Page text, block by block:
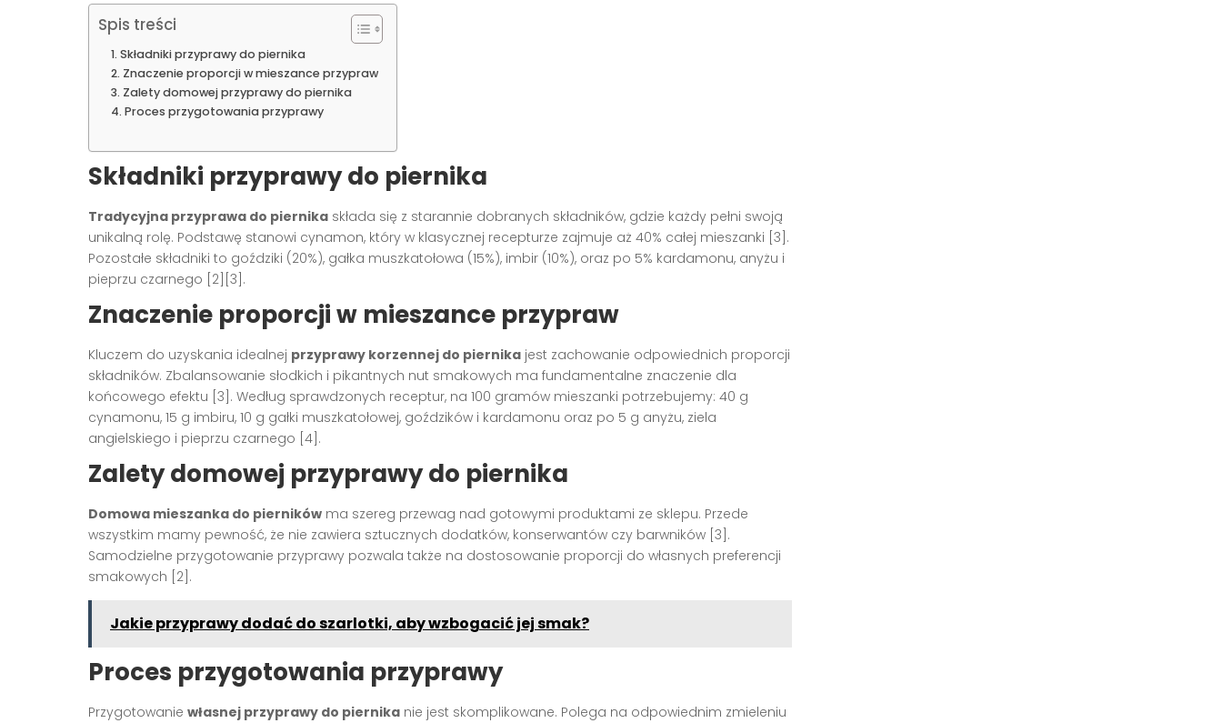
Spis treści
Składniki przyprawy do piernika
Znaczenie proporcji w mieszance przypraw
Zalety domowej przyprawy do piernika
Proces przygotowania przyprawy
Składniki przyprawy do piernika
Tradycyjna przyprawa do piernika składa się z starannie dobranych składników, gdzie każdy pełni swoją
unikalną rolę. Podstawę stanowi cynamon, który w klasycznej recepturze zajmuje aż 40% całej mieszanki [3].
Pozostałe składniki to goździki (20%), gałka muszkatołowa (15%), imbir (10%), oraz po 5% kardamonu, anyżu i
pieprzu czarnego [2][3].
Znaczenie proporcji w mieszance przypraw
Kluczem do uzyskania idealnej przyprawy korzennej do piernika jest zachowanie odpowiednich proporcji
składników. Zbalansowanie słodkich i pikantnych nut smakowych ma fundamentalne znaczenie dla
końcowego efektu [3]. Według sprawdzonych receptur, na 100 gramów mieszanki potrzebujemy: 40 g
cynamonu, 15 g imbiru, 10 g gałki muszkatołowej, goździków i kardamonu oraz po 5 g anyżu, ziela
angielskiego i pieprzu czarnego [4].
Zalety domowej przyprawy do piernika
Domowa mieszanka do pierników ma szereg przewag nad gotowymi produktami ze sklepu. Przede
wszystkim mamy pewność, że nie zawiera sztucznych dodatków, konserwantów czy barwników [3].
Samodzielne przygotowanie przyprawy pozwala także na dostosowanie proporcji do własnych preferencji
smakowych [2].
Jakie przyprawy dodać do szarlotki, aby wzbogacić jej smak?
Proces przygotowania przyprawy
Przygotowanie własnej przyprawy do piernika nie jest skomplikowane. Polega na odpowiednim zmieleniu